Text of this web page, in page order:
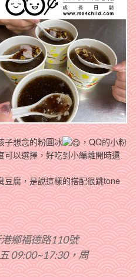
子想念的粉圓冰
，QQ的小粉
可以選擇，好吃到小編離開時還
豆腐，是說這樣的搭配很跳tone
鄉福德路110號
09:00~17:30，周